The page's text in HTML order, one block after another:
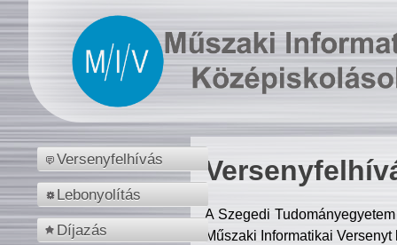
Versenyfelhívás
Lebonyolítás
Díjazás
A Szegedi
Műszaki Informatikai